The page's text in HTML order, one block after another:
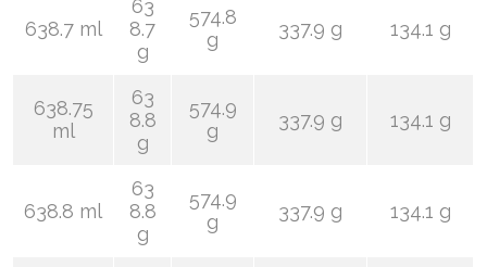
638.7 ml
63
8.7
g
574.8
g
337.9 g 134.1 g
638.75
ml
63
8.8
g
574.9
g
337.9 g 134.1 g
638.8 ml
63
8.8
g
574.9
g
337.9 g 134.1 g